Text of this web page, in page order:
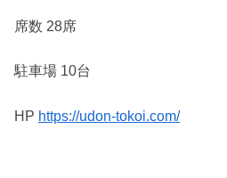
席数 28席
駐車場 10台
HP https://udon-tokoi.com/